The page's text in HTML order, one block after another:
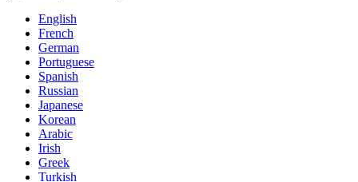
English
French
German
Portuguese
Spanish
Russian
Japanese
Korean
Arabic
Irish
Greek
Turkish